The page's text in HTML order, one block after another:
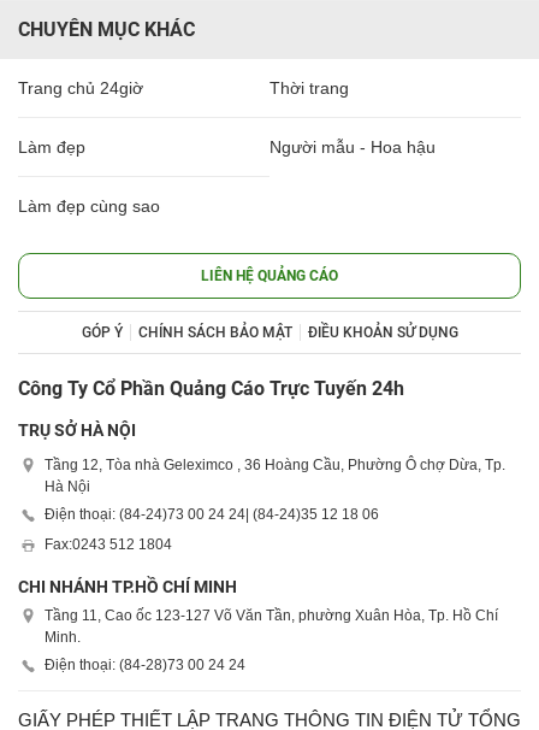
CHUYÊN MỤC KHÁC
Trang chủ 24giờ Thời trang
Làm đẹp Người mẫu - Hoa hậu
Làm đẹp cùng sao
LIÊN HỆ QUẢNG CÁO
GÓP Ý CHÍNH SÁCH BẢO MẬT ĐIỀU KHOẢN SỬ DỤNG
Công Ty Cổ Phần Quảng Cáo Trực Tuyến 24h
TRỤ SỞ HÀ NỘI
Tầng 12, Tòa nhà Geleximco , 36 Hoàng Cầu, Phường Ô chợ Dừa, Tp.
Hà Nội
Điện thoại: (84-24)73 00 24 24| (84-24)35 12 18 06
Fax:0243 512 1804
CHI NHÁNH TP.HỒ CHÍ MINH
Tầng 11, Cao ốc 123-127 Võ Văn Tần, phường Xuân Hòa, Tp. Hồ Chí
Minh.
Điện thoại: (84-28)73 00 24 24
GIẤY PHÉP THIẾT LẬP TRANG THÔNG TIN ĐIỆN TỬ TỔNG